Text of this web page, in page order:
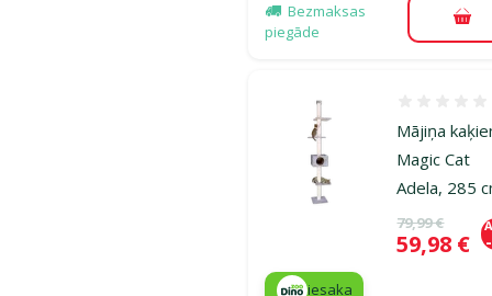
Bezmaksas
piegāde
Mājiņa
Magic Cat
Adela, 285
Oriģinālā
79,99 €
Cena
59,98 €
iesaka